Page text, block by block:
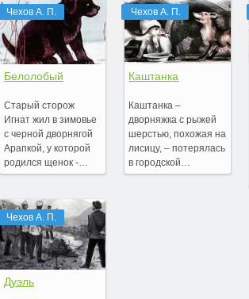
Чехов А. П.
Белолобый
Старый сторож
Игнат жил в зимовье
с черной дворнягой
Арапкой, у которой
родился щенок -…
Чехов А. П.
Дуэль
Чехов А. П.
Каштанка
Каштанка –
дворняжка с рыжей
шерстью, похожая на
лисицу, – потерялась
в городской…